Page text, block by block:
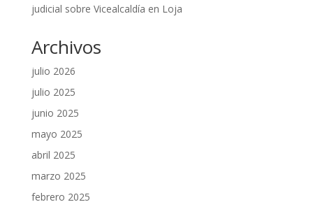
judicial sobre Vicealcaldía en Loja
Archivos
julio 2026
julio 2025
junio 2025
mayo 2025
abril 2025
marzo 2025
febrero 2025